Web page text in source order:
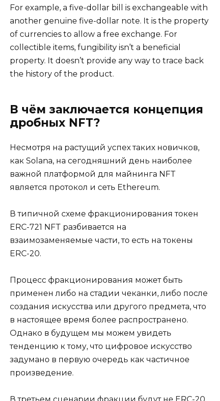
For example, a five-dollar bill is exchangeable with
another genuine five-dollar note. It is the property
of currencies to allow a free exchange. For
collectible items, fungibility isn’t a beneficial
property. It doesn’t provide any way to trace back
the history of the product.
В чём заключается концепция
дробных NFT?
Несмотря на растущий успех таких новичков,
как Solana, на сегодняшний день наиболее
важной платформой для майнинга NFT
является протокол и сеть Ethereum.
В типичной схеме фракционирования токен
ERC-721 NFT разбивается на
взаимозаменяемые части, то есть на токены
ERC-20.
Процесс фракционирования может быть
применен либо на стадии чеканки, либо после
создания искусства или другого предмета, что
в настоящее время более распространено.
Однако в будущем мы можем увидеть
тенденцию к тому, что цифровое искусство
задумано в первую очередь как частичное
произведение.